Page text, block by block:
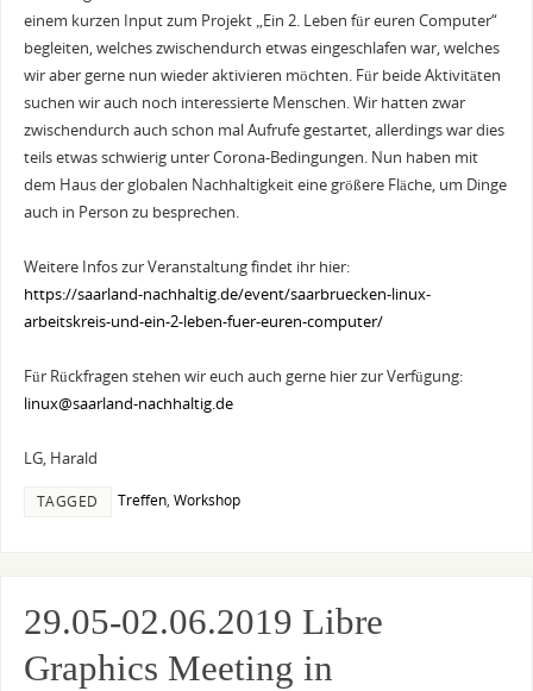
einem kurzen Input zum Projekt „Ein 2. Leben für euren Computer“
begleiten, welches zwischendurch etwas eingeschlafen war, welches
wir aber gerne nun wieder aktivieren möchten. Für beide Aktivitäten
suchen wir auch noch interessierte Menschen. Wir hatten zwar
zwischendurch auch schon mal Aufrufe gestartet, allerdings war dies
teils etwas schwierig unter Corona-Bedingungen. Nun haben mit
dem Haus der globalen Nachhaltigkeit eine größere Fläche, um Dinge
auch in Person zu besprechen.
Weitere Infos zur Veranstaltung findet ihr hier:
https://saarland-nachhaltig.de/event/saarbruecken-linux-
arbeitskreis-und-ein-2-leben-fuer-euren-computer/
Für Rückfragen stehen wir euch auch gerne hier zur Verfügung:
linux@saarland-nachhaltig.de
LG, Harald
TAGGED Treffen, Workshop
29.05-02.06.2019 Libre
Graphics Meeting in